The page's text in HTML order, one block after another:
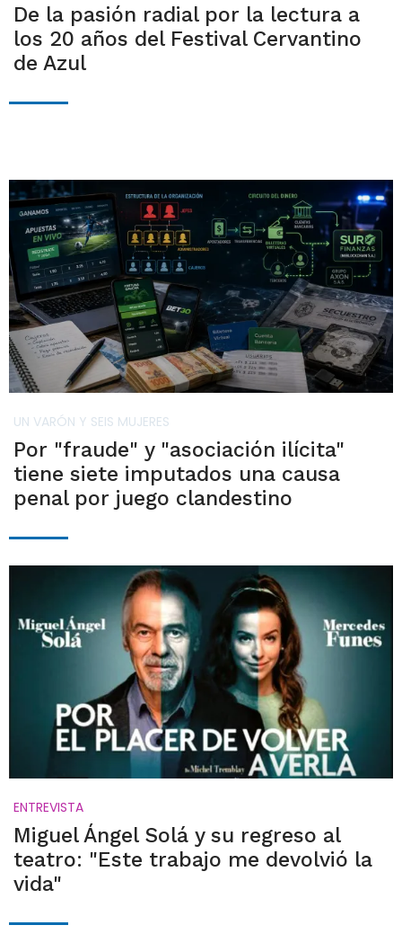
De la pasión radial por la lectura a
los 20 años del Festival Cervantino
de Azul
UN VARÓN Y SEIS MUJERES
Por "fraude" y "asociación ilícita"
tiene siete imputados una causa
penal por juego clandestino
ENTREVISTA
Miguel Ángel Solá y su regreso al
teatro: "Este trabajo me devolvió la
vida"